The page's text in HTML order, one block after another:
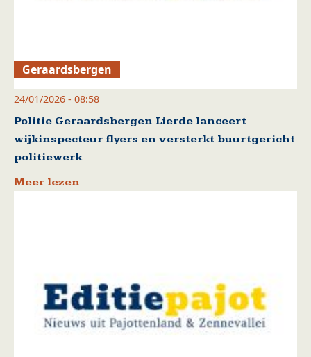
Geraardsbergen
24/01/2026 - 08:58
Politie Geraardsbergen Lierde lanceert
wijkinspecteur flyers en versterkt buurtgericht
politiewerk
Meer lezen